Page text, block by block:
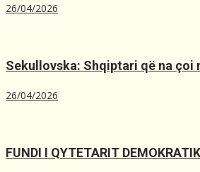
26/04/2026
Sekullovska: Shqiptari që na çoi
26/04/2026
FUNDI I QYTETARIT